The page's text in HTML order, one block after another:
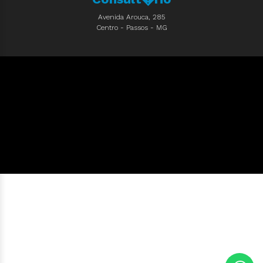
Avenida Arouca, 285
Centro - Passos - MG